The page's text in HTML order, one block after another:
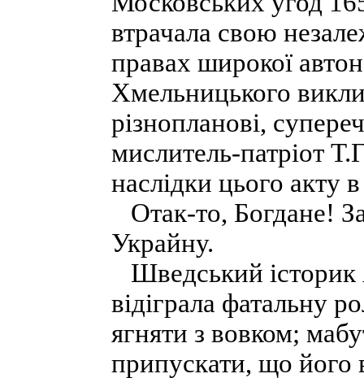
втрачала свою
правах широкої
Хмельницького
різнопланові,
мислитель-патріот
наслідки цього акту
Отак-то, Богдане!
Украйну.
Шведський
відіграла фатальну
ягняти з вовком;
припускати, що його